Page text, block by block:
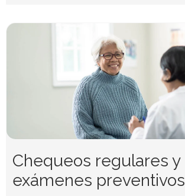
Chequeos regulares y
exámenes preventivos